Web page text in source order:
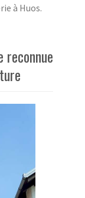
à Huos.
reconnue